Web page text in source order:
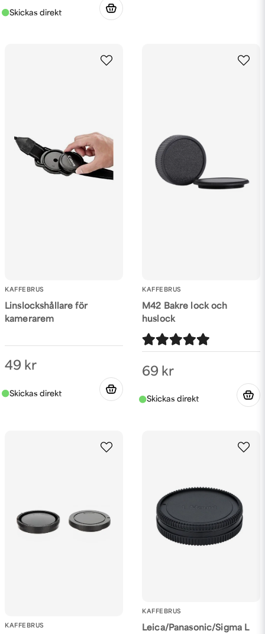
KAFFEBRUS
Linslockshållare för
kamerarem
49 kr
KAFFEBRUS
M42 Bakre lock och
huslock
69 kr
KAFFEBRUS
KAFFEBRUS
Leica/Panasonic/Sigma L